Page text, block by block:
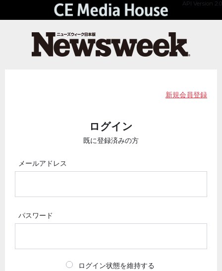
API Version 2.0
新規会員登録
ログイン
既に登録済みの方
メールアドレス
パスワード
ログイン状態を維持する